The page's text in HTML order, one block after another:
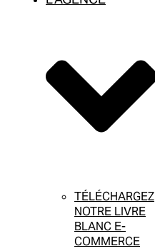
TÉLÉCHARGEZ
NOTRE LIVRE
BLANC E-
COMMERCE